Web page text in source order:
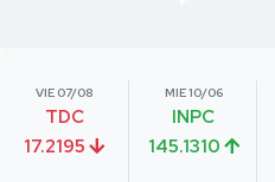
VIE 07/08
TDC
17.2195
MIE 10/06
INPC
145.1310